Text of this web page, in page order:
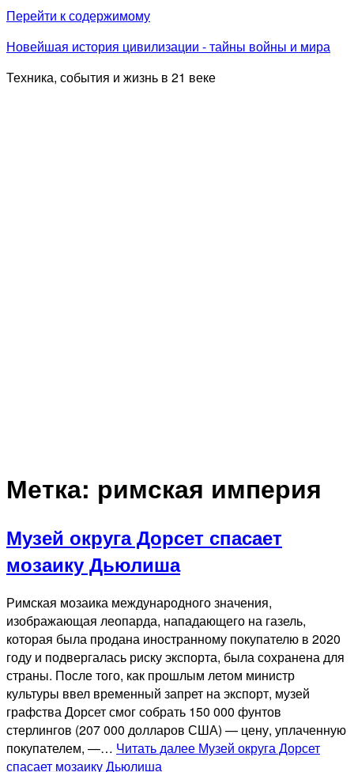
Перейти к содержимому
Новейшая история цивилизации - тайны войны и мира
Техника, события и жизнь в 21 веке
Метка: римская империя
Музей округа Дорсет спасает
мозаику Дьюлиша
Римская мозаика международного значения,
изображающая леопарда, нападающего на газель,
которая была продана иностранному покупателю в 2020
году и подвергалась риску экспорта, была сохранена для
страны. После того, как прошлым летом министр
культуры ввел временный запрет на экспорт, музей
графства Дорсет смог собрать 150 000 фунтов
стерлингов (207 000 долларов США) — цену, уплаченную
покупателем, —… Читать далее Музей округа Дорсет
спасает мозаику Дьюлиша